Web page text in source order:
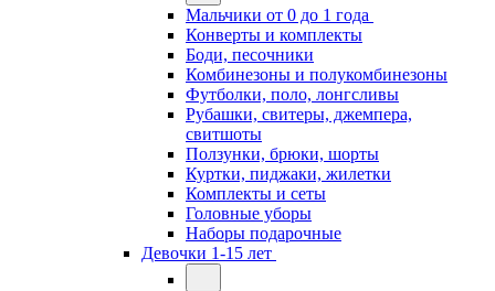
Мальчики от 0 до 1 года
Конверты и комплекты
Боди, песочники
Комбинезоны и полукомбинезоны
Футболки, поло, лонгсливы
Рубашки, свитеры, джемпера,
свитшоты
Ползунки, брюки, шорты
Куртки, пиджаки, жилетки
Комплекты и сеты
Головные уборы
Наборы подарочные
Девочки 1-15 лет